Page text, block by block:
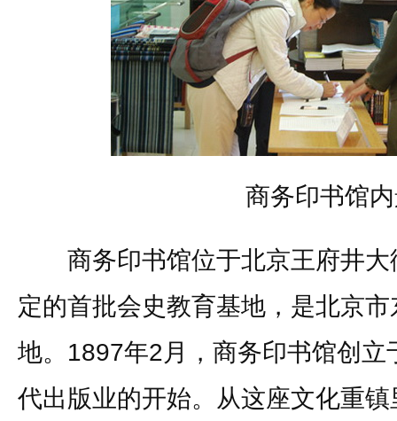
商务印书馆
商务印书馆位于北京王府井大
定的首批会史教育基地，是北京
地。1897年2月，商务印书馆创立
代出版业的开始。从这座文化重